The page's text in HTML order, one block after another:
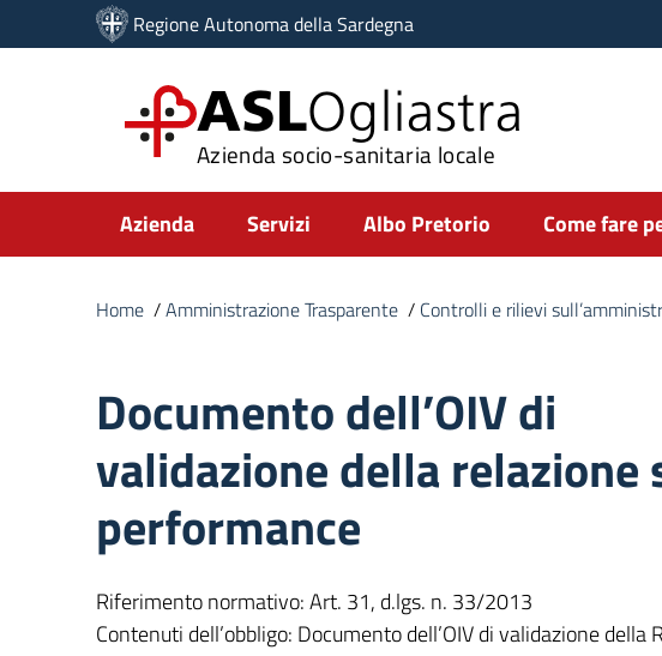
Vai ai contenuti
Vai al menu di navigazione
Regione Autonoma della Sardegna
ASLOgliastra
Azienda socio-sanitaria locale
Submenu
Azienda Servizi Albo Pretorio Come fare
Home /Amministrazione Trasparente / Controlli e rilievi
Documento dell’OIV di
validazione della relazione
performance
Riferimento normativo: Art. 31, d.lgs. n. 33/2013
Contenuti dell’obbligo: Documento dell’OIV di validazione della